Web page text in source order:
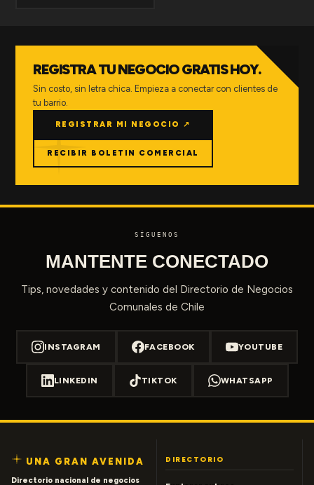
REGISTRA TU NEGOCIO GRATIS HOY.
Sin costo, sin letra chica. Empieza a conectar con clientes de
tu barrio.
REGISTRAR MI NEGOCIO ↗
RECIBIR BOLETIN COMERCIAL
SÍGUENOS
MANTENTE CONECTADO
Tips, novedades y contenido del Directorio de Negocios
Comunales de Chile
INSTAGRAM FACEBOOK YOUTUBE
LINKEDIN TIKTOK WHATSAPP
UNA GRAN AVENIDA
Directorio nacional de negocios
DIRECTORIO